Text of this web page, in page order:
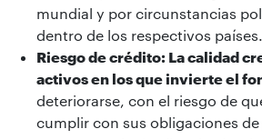
mundial y por circunstancias
dentro de los respectivos países.
Riesgo de crédito: La calidad
activos en los que invierte el
deteriorarse, con el riesgo de
cumplir con sus obligaciones